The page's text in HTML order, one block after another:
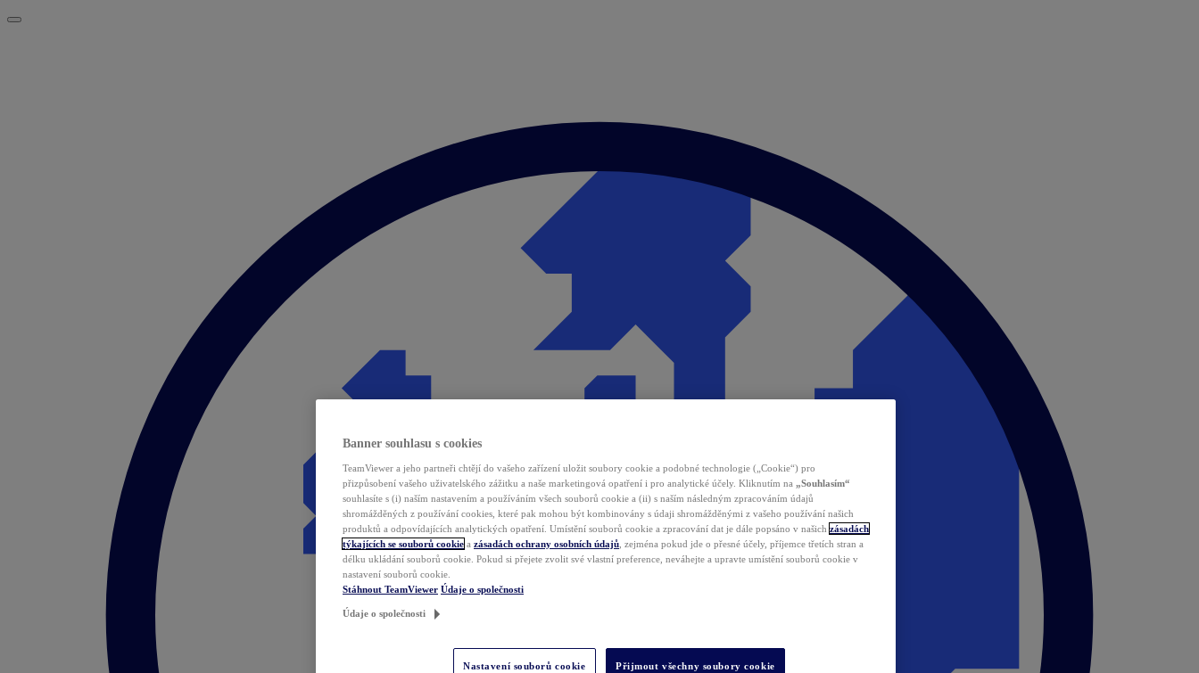
Banner souhlasu s cookies
TeamViewer a jeho partneři chtějí do vašeho zařízení uložit soubory cookie a podobné technologie („Cookie“) pro
přizpůsobení vašeho uživatelského zážitku a naše marketingová opatření i pro analytické účely. Kliknutím na „Souhlasím“
souhlasíte s (i) naším nastavením a používáním všech souborů cookie a (ii) s naším následným zpracováním údajů
shromážděných z používání cookies, které pak mohou být kombinovány s údaji shromážděnými z vašeho používání našich
produktů a odpovídajících analytických opatření. Umístění souborů cookie a zpracování dat je dále popsáno v našich zásadách
týkajících se souborů cookie a zásadách ochrany osobních údajů , zejména pokud jde o přesné účely, příjemce třetích stran a
délku ukládání souborů cookie. Pokud si přejete zvolit své vlastní preference, neváhejte a upravte umístění souborů cookie v
nastavení souborů cookie.
Stáhnout TeamViewer Údaje o společnosti
Údaje o společnosti
Nastavení souborů cookie Přijmout všechny soubory cookie